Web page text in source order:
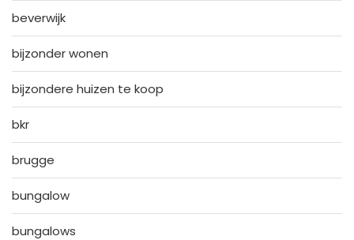
beverwijk
bijzonder wonen
bijzondere huizen te koop
bkr
brugge
bungalow
bungalows